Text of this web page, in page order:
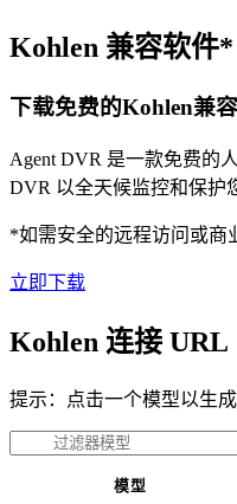
Kohlen 兼容软件*
下载免费的Kohlen兼
Agent DVR 是一款免费的
DVR 以全天候监控和保护
*如需安全的远程访问或商
立即下载
Kohlen 连接 URL
提示：点击一个模型以生
模型